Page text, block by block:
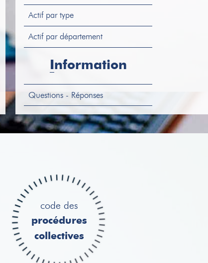
Matériel divers
VEHICULEOPEL VIVARO
Immatriculation : GR-617-YH
1ère mise en circulation :
23/12/2004 Kilométr...
Actif par type
Actif par département
Information
Questions - Réponses
code des
procédures
collectives